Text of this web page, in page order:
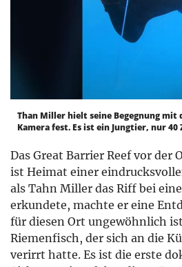
Than Miller hielt seine Begegnung mit
Kamera fest. Es ist ein Jungtier, nur
Das Great Barrier Reef vor der
ist Heimat einer
als Tahn Miller das Riff bei
erkundete, machte er eine
für diesen Ort ungewöhnlich
Riemenfisch, der sich an die
verirrt hatte. Es ist die erste